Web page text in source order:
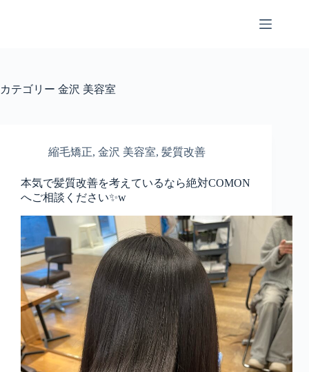
ス
カテゴリー 金沢 美容室
縮毛矯正, 金沢 美容室, 髪質改善
本気で髪質改善を考えているなら絶対COMON
へご相談ください✨w